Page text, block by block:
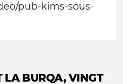
pub-kims-sous-
LA BURQA, VINGT